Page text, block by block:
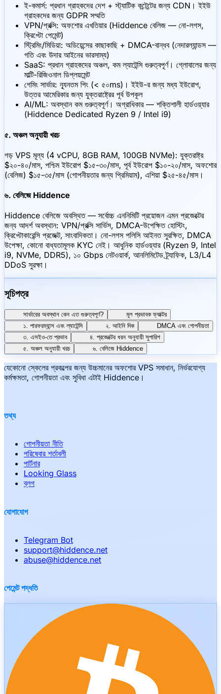
ই-কমার্স: প্রধান গ্রাহকদের দেশ + স্ট্যাটিক কন্টেন্টের জন্য CDN। ইইউ
গ্রাহকদের জন্য GDPR সম্মতি
VPN/প্রক্সি: অফশোর এখতিয়ার (Hiddence বেলিজ — নো-লগস,
ক্রিপ্টো পেমেন্ট)
স্ট্রিমিং/মিডিয়া: অডিয়েন্সের কাছাকাছি + DMCA-বান্ধব (নেদারল্যান্ডস —
গতি এবং উদার আইনের ভারসাম্য)
SaaS: প্রধান গ্রাহকদের অঞ্চল, কম ল্যাটেন্সি গুরুত্বপূর্ণ। গ্লোবালের জন্য
মাল্টি-রিজিওনাল ডিপ্লয়মেন্ট
গেমিং সার্ভার: ন্যূনতম পিং (< ৫০ms)। ইইউ-র জন্য মধ্য ইউরোপ,
উত্তর আমেরিকার জন্য যুক্তরাষ্ট্রের পূর্ব উপকূল
AI/ML: অবস্থান কম গুরুত্বপূর্ণ। অগ্রাধিকার — শক্তিশালী হার্ডওয়্যার
(Hiddence Dedicated Ryzen 9 / Intel i9)
৫. অঞ্চল অনুযায়ী খরচ
গড় VPS মূল্য (4 vCPU, 8GB RAM, 100GB NVMe): যুক্তরাষ্ট্র
$২০-৪০/মাস, পশ্চিম ইউরোপ $১৫-৩০/মাস, পূর্ব ইউরোপ $১০-২০/মাস, অফশোর
(বেলিজ) $১৫-৩৫/মাস (গোপনীয়তার জন্য প্রিমিয়াম), এশিয়া $২৫-৪৫/মাস।
৬. বেলিজে Hiddence
Hiddence বেলিজে অবস্থিত — সর্বোচ্চ এননিমিটি প্রয়োজন এমন প্রজেক্টের
জন্য আদর্শ অবস্থান: VPN/প্রক্সি সার্ভিস, DMCA-উপেক্ষিত হোস্টিং,
ক্রিপ্টোকারেন্সি প্রজেক্ট, সাংবাদিকতা। নো-লগস পলিসি আইনত সুরক্ষিত, DMCA
উপেক্ষা, কোনো বাধ্যতামূলক KYC নেই। আধুনিক হার্ডওয়্যার (Ryzen 9, Intel
i9, NVMe, DDR5), ১০ Gbps নেটওয়ার্ক, আনলিমিটেড ট্র্যাফিক, L3/L4
DDoS সুরক্ষা।
সূচিপত্র
সার্ভারের অবস্থান কেন এত গুরুত্বপূর্ণ?
মূল প্রভাবক ফ্যাক্টর
১. পারফরম্যান্স এবং ল্যাটেন্সি
২. আইনি দিক
DMCA এবং গোপনীয়তা
৩. এসইও-তে প্রভাব
৪. প্রজেক্টের ধরন অনুযায়ী সুপারিশ
৫. অঞ্চল অনুযায়ী খরচ
৬. বেলিজে Hiddence
যেকোনো স্কেলের প্রকল্পের জন্য উচ্চমানের অফশোর VPS সমাধান, নির্ভরযোগ্য
কর্মক্ষমতা, গোপনীয়তা এবং সুবিধা এটাই Hiddence।
তথ্য
গোপনীয়তা নীতি
পরিষেবার শর্তাবলী
পার্টনার
Looking Glass
ব্লগ
যোগাযোগ
Telegram Bot
support@hiddence.net
abuse@hiddence.net
পেমেন্ট পদ্ধতি